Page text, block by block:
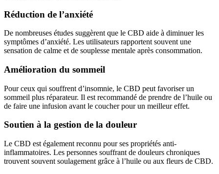
Réduction de l’anxiété
De nombreuses études suggèrent que le CBD aide à diminuer les
symptômes d’anxiété. Les utilisateurs rapportent souvent une
sensation de calme et de souplesse mentale après consommation.
Amélioration du sommeil
Pour ceux qui souffrent d’insomnie, le CBD peut favoriser un
sommeil plus réparateur. Il est recommandé de prendre de l’huile ou
de faire une infusion avant le coucher pour un meilleur effet.
Soutien à la gestion de la douleur
Le CBD est également reconnu pour ses propriétés anti-
inflammatoires. Les personnes souffrant de douleurs chroniques
trouvent souvent soulagement grâce à l’huile ou aux fleurs de CBD.